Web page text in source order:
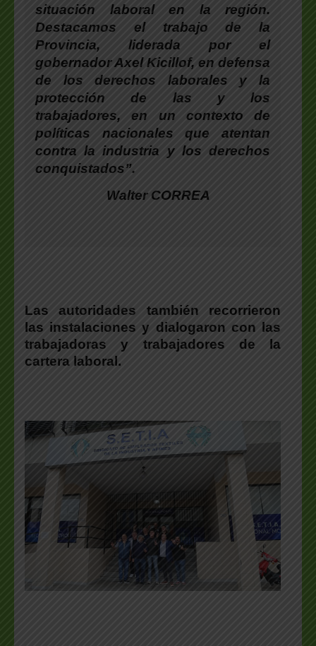
situación laboral en la región.
Destacamos el trabajo de la
Provincia, liderada por el
gobernador Axel Kicillof, en defensa
de los derechos laborales y la
protección de las y los
trabajadores, en un contexto de
políticas nacionales que atentan
contra la industria y los derechos
conquistados”.
Walter CORREA
Las autoridades también recorrieron
las instalaciones y dialogaron con las
trabajadoras y trabajadores de la
cartera laboral.